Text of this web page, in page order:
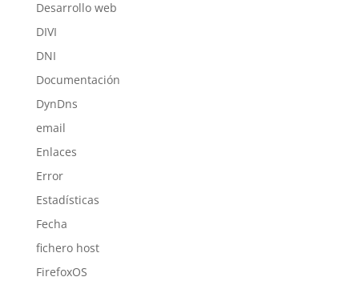
Desarrollo web
DIVI
DNI
Documentación
DynDns
email
Enlaces
Error
Estadísticas
Fecha
fichero host
FirefoxOS